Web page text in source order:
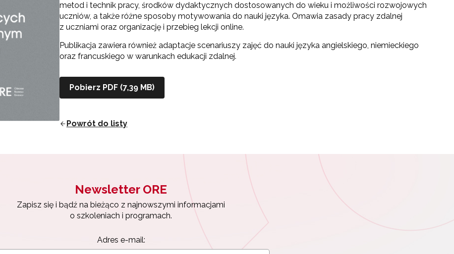
metod i technik pracy, środków dydaktycznych dostosowanych do wieku i możliwości rozwojowych
uczniów, a także różne sposoby motywowania do nauki języka. Omawia zasady pracy zdalnej
z uczniami oraz organizację i przebieg lekcji online.
Publikacja zawiera również adaptacje scenariuszy zajęć do nauki języka angielskiego, niemieckiego
oraz francuskiego w warunkach edukacji zdalnej.
Pobierz PDF (7,39 MB)
Powrót do listy
Newsletter ORE
Zapisz się i bądź na bieżąco z najnowszymi informacjami
o szkoleniach i programach.
Adres e-mail:
Newsletter ORE
Wyrażam zgodę na przetwarzanie moich danych osobowych przez ORE w
celach marketingowych.